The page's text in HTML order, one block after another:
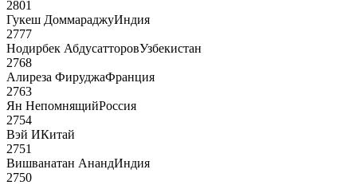
2801
Гукеш ДоммараджуИндия
2777
Нодирбек АбдусатторовУзбекистан
2768
Алиреза ФируджаФранция
2763
Ян НепомнящийРоссия
2754
Вэй ИКитай
2751
Вишванатан АнандИндия
2750